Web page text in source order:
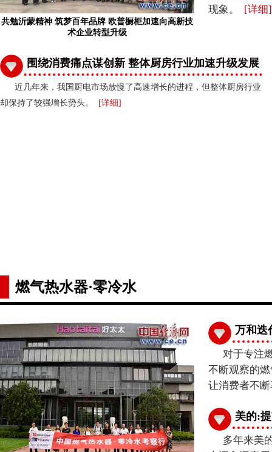
共勉沂蒙精神 筑梦百年品牌 欧普橱柜加速向高新技
术企业转型升级
现象。 [详细]
围绕消费痛点谋创新 整体厨房行业加速升级发展
近几年来，我国厨电市场放慢了高速增长的进程，但整体厨房行业
却保持了较强增长势头。
[详细]
燃气热水器·零冷水
万和迭
对于专注
不断观察的
让消费者不
美的:
多年来美